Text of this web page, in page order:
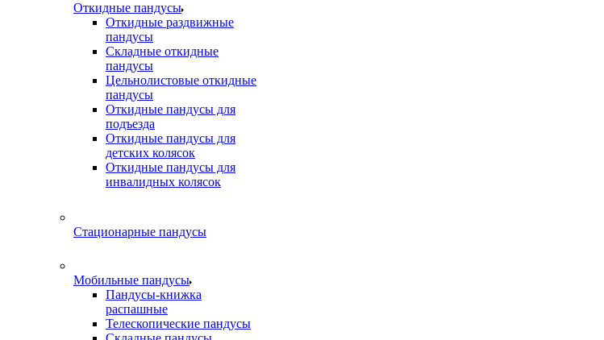
Откидные пандусы
Откидные раздвижные
пандусы
Складные откидные
пандусы
Цельнолистовые откидные
пандусы
Откидные пандусы для
подъезда
Откидные пандусы для
детских колясок
Откидные пандусы для
инвалидных колясок
Стационарные пандусы
Мобильные пандусы
Пандусы-книжка
распашные
Телескопические пандусы